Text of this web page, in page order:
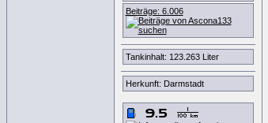
Beiträge: 6.006
Tankinhalt: 123.263 Liter
Herkunft: Darmstadt